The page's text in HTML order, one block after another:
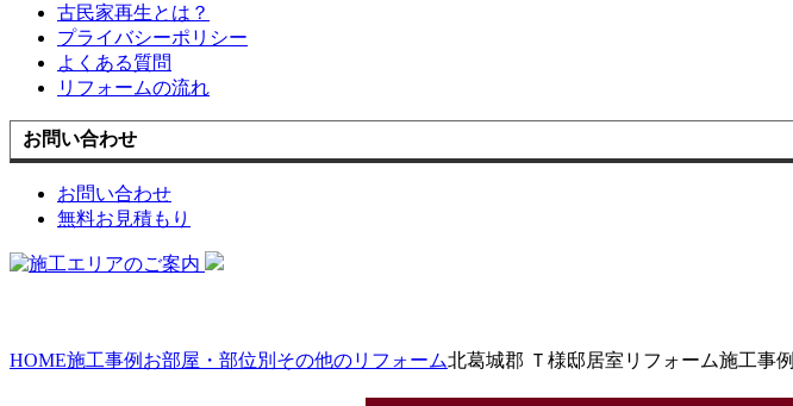
古民家再生とは？
プライバシーポリシー
よくある質問
リフォームの流れ
お問い合わせ
お問い合わせ
無料お見積もり
HOME施工事例 お部屋・部位別 その他のリフォーム北葛城郡 Ｔ様邸居室リフォーム施工事例